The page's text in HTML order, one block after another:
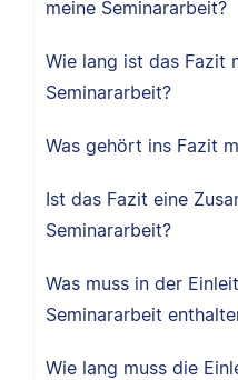
meine Seminararbeit?
Wie lang ist das Fazit
Seminararbeit?
Was gehört ins Fazit
Ist das Fazit eine
Seminararbeit?
Was muss in der
Seminararbeit
Wie lang muss die